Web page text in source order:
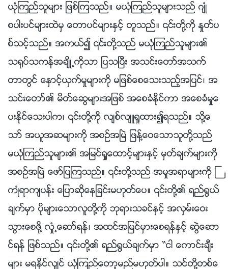
ယုံၾကည္သူမ်ား ျဖစ္ၾကသည္။ မယုံၾကည္သူမ်ားသည္ ဂ်ဳံ
စပါးပင္မ်ားထဲမွ ေတာပင္မ်ားႏွင့္ တူသည္။ ၎တို႔ကို ႏႈတ္ပ
စ္သင့္သည္။ အကယ္၍ ၎တို႔သည္ မယုံၾကည္သူမ်ား၏
သ႐ုပ္သကန္အခ်ိဳ႕ကိုသာ ျပသၿပီး အသင္းေတာ္အသက္
တာတြင္ ေႏွာင့္ယွက္မႈမ်ားကို မျဖစ္ေစေသးသည့္အျပင္၊ အ
သင္းေတာ္၏ မိတ္ေဆြမ်ားအျဖစ္ အေစခံႏိုင္ကာ အေစခံမႈေ
ပးႏိုင္ေသးပါက၊ ၎တို႔ကို လ်စ္လ်ဴရႈထား၍ရသည္။ သို႔ေ
သာ္ အယူအဆမ်ားကို အစဥ္အၿမဲ ျဖန႔္ေဝေသာသူတို႔သည္
မယုံၾကည္သူမ်ား၏ အျမင္ရႈေထာင့္မ်ားႏွင့္ မွတ္ခ်က္မ်ားကို
အစဥ္အၿမဲ ေဖာ္ျပၾကသည္။ ၎တို႔သည္ အမႈအရာမ်ားကို ႀ
ကဳံရာက်ပန္း ေျပာဆိုေနျခင္းမဟုတ္ေပ။ ၎တို႔၏ ရည္႐ြယ္
ခ်က္မွာ ပိုမ်ားေသာလူတို႔ကို ဘုရားသခင္ႏွင့္ အလွမ္းေဝး
သြားေစဖို႔ လႈံ႕ေဆာ္ရန္၊ အထင္အျမင္မွားေစရန္ႏွင့္ ဆြဲေဆာ
င္ရန္ ျဖစ္သည္။ ၎တို႔၏ ရည္႐ြယ္ခ်က္မွာ “ငါ ေကာင္းခ်ီး
မ်ား မရႏိုင္လွ်င္ ယုံၾကည္ေတာ့မည္မဟုတ္ပါ။ သင္တို႔တစ္ေ